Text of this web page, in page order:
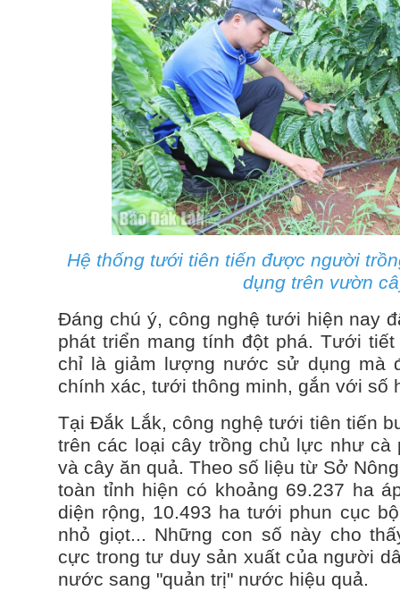
Hệ thống tưới tiên tiến được người
dụng trên vườn
Đáng chú ý, công nghệ tưới hiện nay
phát triển mang tính đột phá. Tưới
chỉ là giảm lượng nước sử dụng mà
chính xác, tưới thông minh, gắn với số
Tại Đắk Lắk, công nghệ tưới tiên tiến
trên các loại cây trồng chủ lực như cà
và cây ăn quả. Theo số liệu từ Sở
toàn tỉnh hiện có khoảng 69.237 ha
diện rộng, 10.493 ha tưới phun cục
nhỏ giọt... Những con số này cho
cực trong tư duy sản xuất của người
nước sang "quản trị" nước hiệu quả.